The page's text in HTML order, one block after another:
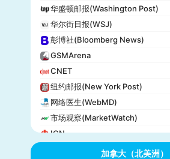
华盛顿邮报(Washington Post)
华尔街日报(WSJ)
彭博社(Bloomberg News)
GSMArena
CNET
纽约邮报(New York Post)
网络医生(WebMD)
市场观察(MarketWatch)
IGN
加拿大（北美洲）